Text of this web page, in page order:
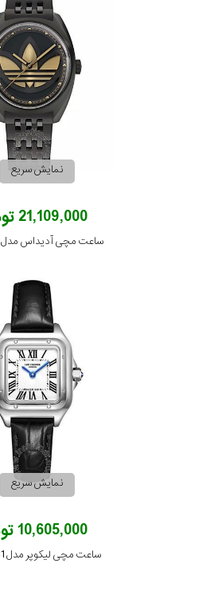
نمایش سریع
21,109,000 تومان
ساعت مچی آدیداس مدل AOFH23511
نمایش سریع
10,605,000 تومان
ساعت مچی لیکوپر مدل LC08191.331